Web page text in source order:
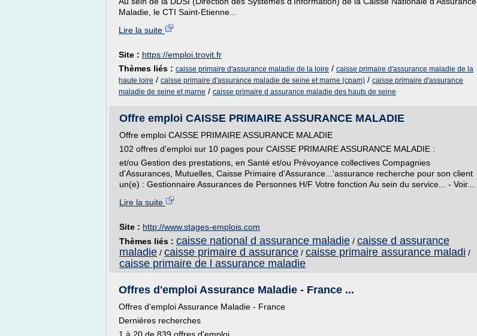
Maladie, le CTI Saint-Etienne...
Lire la suite
Site : https://emploi.trovit.fr
Thèmes liés : caisse primaire d'assurance maladie de la loire / caisse primaire d'assurance maladie de la
haute loire / caisse primaire d'assurance maladie de seine et marne (cpam) / caisse primaire d'assurance
maladie de seine et marne / caisse primaire d assurance maladie des hauts de seine
Offre emploi CAISSE PRIMAIRE ASSURANCE MALADIE
Offre emploi CAISSE PRIMAIRE ASSURANCE MALADIE
102 offres d'emploi sur 10 pages pour CAISSE PRIMAIRE ASSURANCE MALADIE :
et/ou Gestion des prestations, en Santé et/ou Prévoyance collectives Compagnies
d'Assurances, Mutuelles, Caisse Primaire d'Assurance...'assurance recherche pour son client
un(e) : Gestionnaire Assurances de Personnes H/F Votre fonction Au sein du service... - Voir...
Lire la suite
Site : http://www.stages-emplois.com
Thèmes liés : caisse national d assurance maladie / caisse d assurance
maladie / caisse primaire d assurance / caisse primaire assurance maladi /
caisse primaire de l assurance maladie
Offres d'emploi Assurance Maladie - France ...
Offres d'emploi Assurance Maladie - France
Dernières recherches